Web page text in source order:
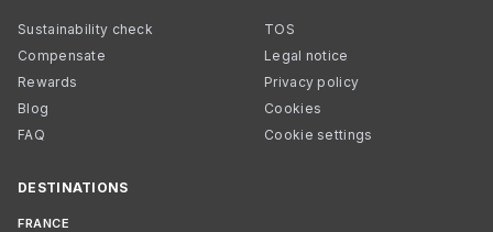
Sustainability check
Compensate
Rewards
Blog
FAQ
TOS
Legal notice
Privacy policy
Cookies
Cookie settings
DESTINATIONS
FRANCE